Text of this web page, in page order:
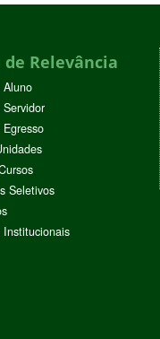
de Relevância
Aluno
Seletivos
Institucionais